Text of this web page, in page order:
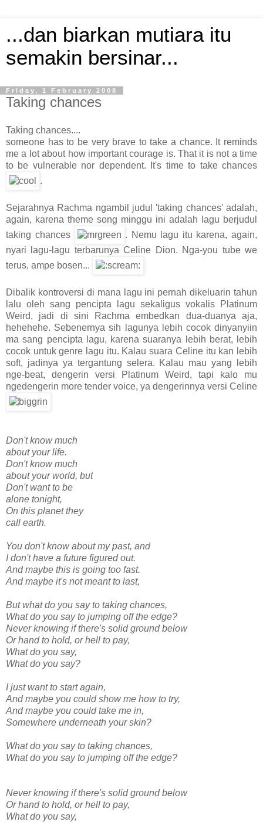
...dan biarkan mutiara itu
semakin bersinar...
Friday, 1 February 2008
Taking chances
Taking chances....
someone has to be very brave to take a chance. It reminds
me a lot about how important courage is. That it is not a time
to be vulnerable nor dependent. It's time to take chances
.
Sejarahnya Rachma ngambil judul 'taking chances' adalah,
again, karena theme song minggu ini adalah lagu berjudul
taking chances
. Nemu lagu itu karena, again,
nyari lagu-lagu terbarunya Celine Dion. Nga-you tube we
terus, ampe bosen...
Dibalik kontroversi di mana lagu ini pernah dikeluarin tahun
lalu oleh sang pencipta lagu sekaligus vokalis Platinum
Weird, jadi di sini Rachma embedkan dua-duanya aja,
hehehehe. Sebenernya sih lagunya lebih cocok dinyanyiin
ma sang pencipta lagu, karena suaranya lebih berat, lebih
cocok untuk genre lagu itu. Kalau suara Celine itu kan lebih
soft, jadinya ya tergantung selera. Kalau mau yang lebih
nge-beat, dengerin versi Platinum Weird, tapi kalo mu
ngedengerin more tender voice, ya dengerinnya versi Celine
Don't know much
about your life.
Don't know much
about your world, but
Don't want to be
alone tonight,
On this planet they
call earth.
You don't know about my past, and
I don't have a future figured out.
And maybe this is going too fast.
And maybe it's not meant to last,
But what do you say to taking chances,
What do you say to jumping off the edge?
Never knowing if there's solid ground below
Or hand to hold, or hell to pay,
What do you say,
What do you say?
I just want to start again,
And maybe you could show me how to try,
And maybe you could take me in,
Somewhere underneath your skin?
What do you say to taking chances,
What do you say to jumping off the edge?
Never knowing if there's solid ground below
Or hand to hold, or hell to pay,
What do you say,